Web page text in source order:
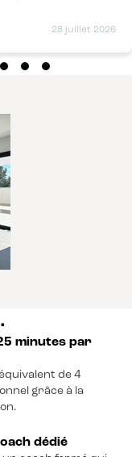
28 juillet 2026
minutes par
de 4
grâce à la
dédié